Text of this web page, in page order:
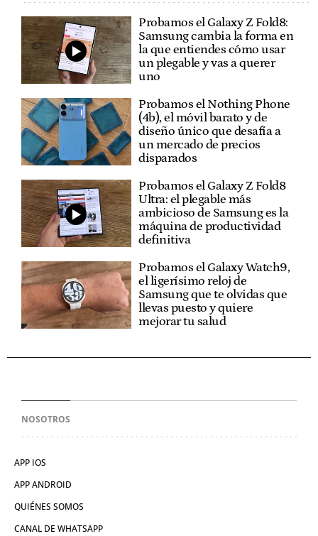
Probamos el Galaxy Z Fold8:
Samsung cambia la forma en
la que entiendes cómo usar
un plegable y vas a querer
uno
Probamos el Nothing Phone
(4b), el móvil barato y de
diseño único que desafía a
un mercado de precios
disparados
Probamos el Galaxy Z Fold8
Ultra: el plegable más
ambicioso de Samsung es la
máquina de productividad
definitiva
Probamos el Galaxy Watch9,
el ligerísimo reloj de
Samsung que te olvidas que
llevas puesto y quiere
mejorar tu salud
NOSOTROS
APP IOS
APP ANDROID
QUIÉNES SOMOS
CANAL DE WHATSAPP